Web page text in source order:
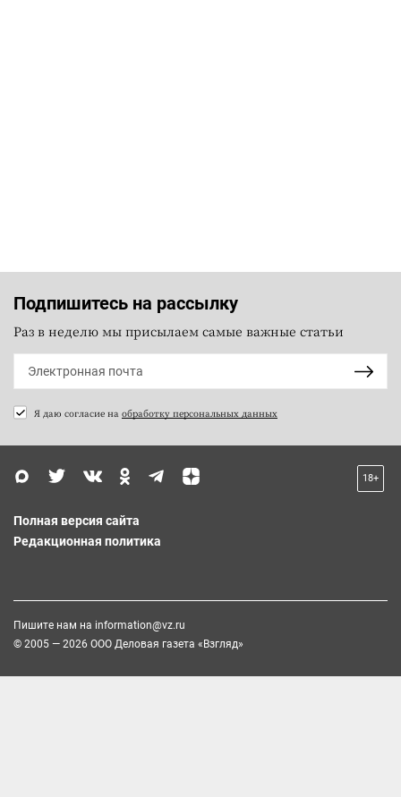
Подпишитесь на рассылку
Раз в неделю мы присылаем самые важные статьи
Я даю согласие на обработку персональных данных
18+
Полная версия сайта
Редакционная политика
Пишите нам на information@vz.ru
© 2005 — 2026 ООО Деловая газета «Взгляд»